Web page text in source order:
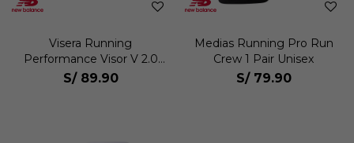
Visera Running
Performance Visor V 2.0
Unisex
S/ 89.90
Medias Running Pro Run
Crew 1 Pair Unisex
S/ 79.90